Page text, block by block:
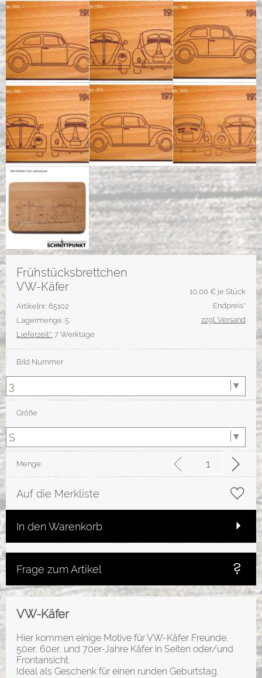
Frühstücksbrettchen
VW-Käfer
Artikelnr.: 65102
Lagermenge: 5
Lieferzeit*: 7 Werktage
10,00 € je Stück
Endpreis*
zzgl. Versand
Bild Nummer
Größe
Menge:
Auf die Merkliste
In den Warenkorb
Frage zum Artikel
VW-Käfer
Hier kommen einige Motive für VW-Käfer Freunde.
50er, 60er, und 70er-Jahre Käfer in Seiten oder/und
Frontansicht.
Ideal als Geschenk für einen runden Geburtstag.